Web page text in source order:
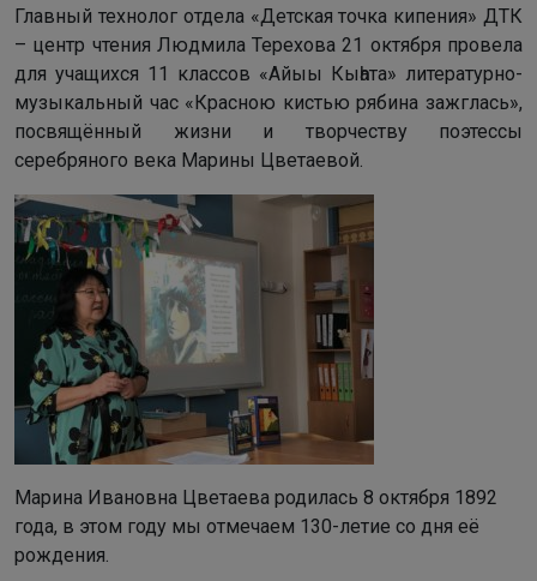
Главный технолог отдела «Детская точка кипения» ДТК
– центр чтения Людмила Терехова 21 октября провела
для учащихся 11 классов «Айыы Кыһата» литературно-
музыкальный час «Красною кистью рябина зажглась»,
посвящённый жизни и творчеству поэтессы
серебряного века Марины Цветаевой.
Марина Ивановна Цветаева родилась 8 октября 1892
года, в этом году мы отмечаем 130-летие со дня её
рождения.